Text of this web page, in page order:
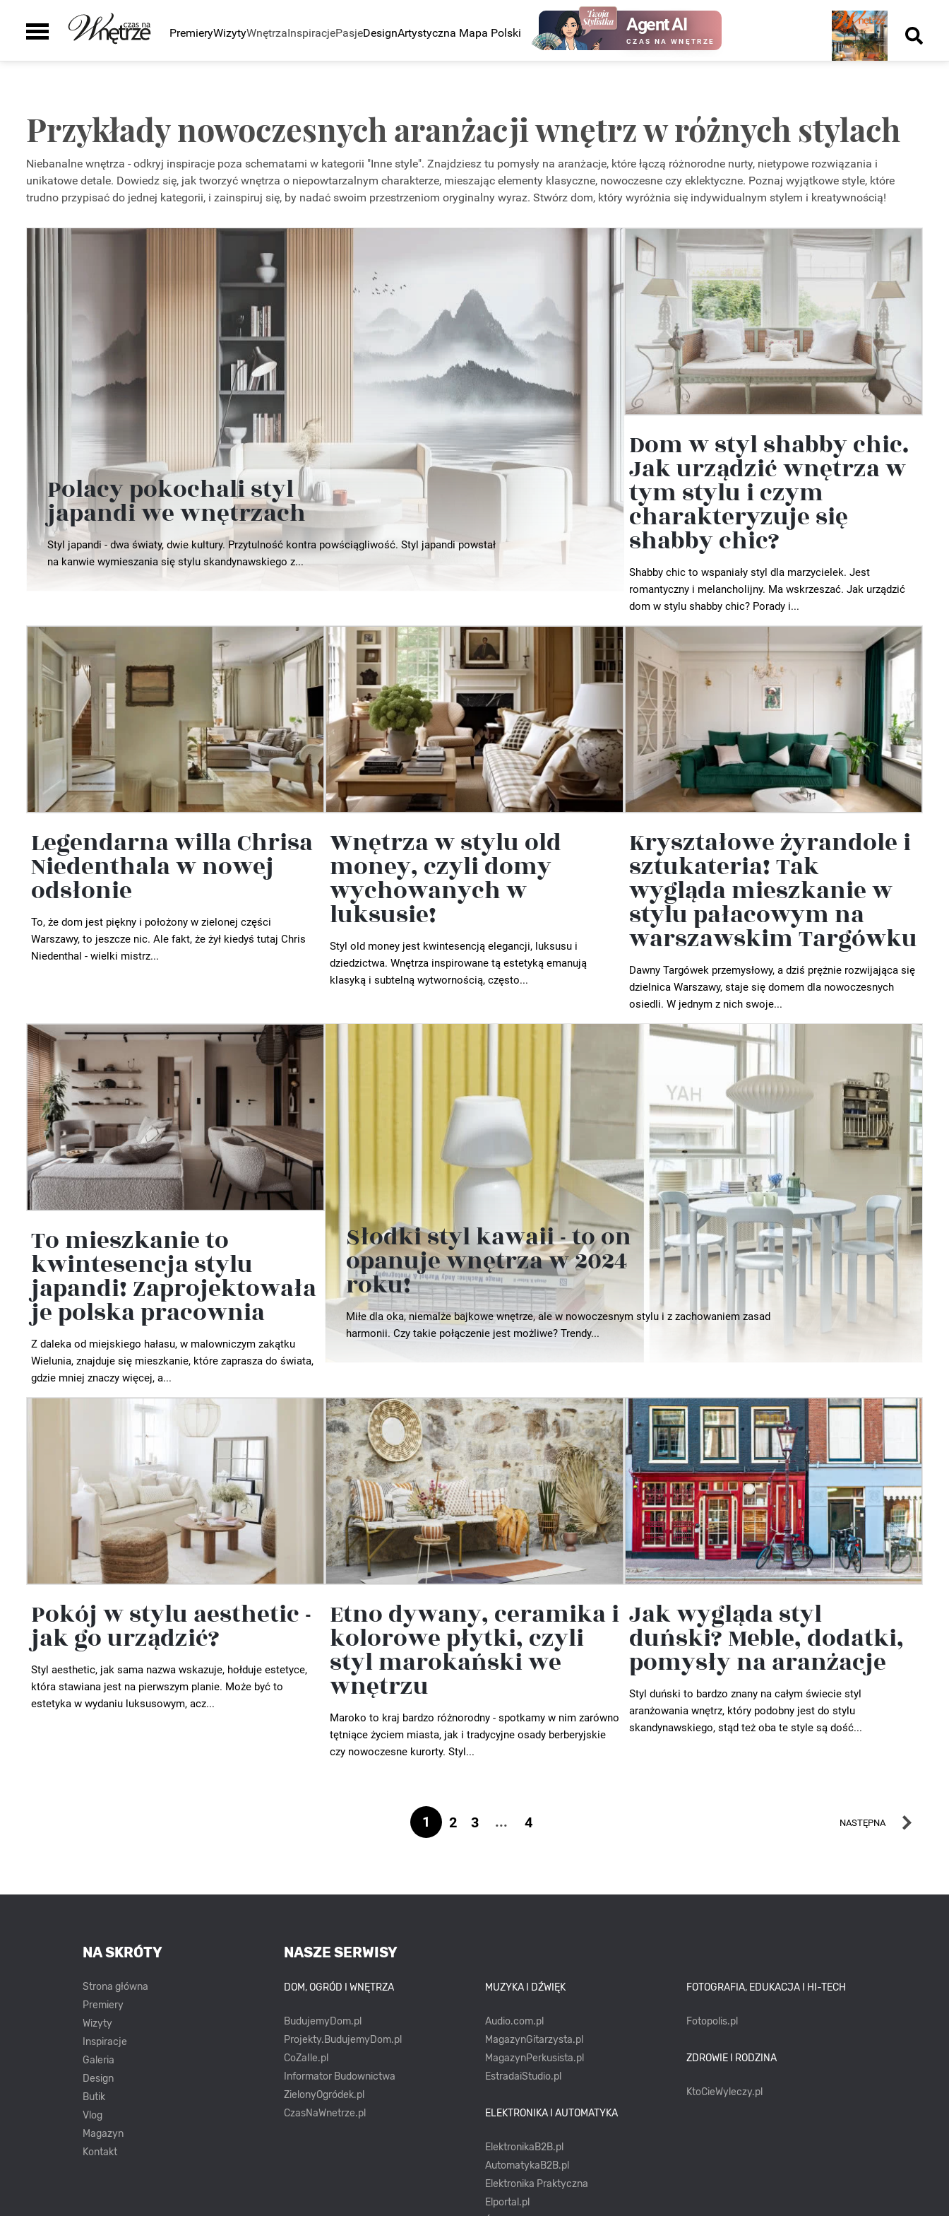
PremieryWizytyWnętrza
Salon
Pokój dziecka
Gabinet
Taras i ogród
Zaplecze domu
Schody
Grzejniki
Oświetlenie
Szafy
Zlewy i baterie
Wanny i natryski
Ceramika Łazienkowa
InspiracjePasje
Smaki życia
DesignArtystyczna Mapa Polski Agent AI
CZAS NA WNĘTRZE
Nowy
numer
kup ten
numer
Wydanie papierowe
numer
Wydanie cyfrowe
Przykłady nowoczesnych aranżacji wnętrz w różnych stylach
Niebanalne wnętrza - odkryj inspiracje poza schematami w kategorii "Inne style". Znajdziesz tu pomysły na aranżacje, które łączą różnorodne nurty, nietypowe rozwiązania i
unikatowe detale. Dowiedz się, jak tworzyć wnętrza o niepowtarzalnym charakterze, mieszając elementy klasyczne, nowoczesne czy eklektyczne. Poznaj wyjątkowe style, które
trudno przypisać do jednej kategorii, i zainspiruj się, by nadać swoim przestrzeniom oryginalny wyraz. Stwórz dom, który wyróżnia się indywidualnym stylem i kreatywnością!
Polacy pokochali styl
japandi we wnętrzach
Styl japandi - dwa światy, dwie kultury. Przytulność kontra powściągliwość. Styl japandi powstał
na kanwie wymieszania się stylu skandynawskiego z...
Dom w styl shabby chic.
Jak urządzić wnętrza w
tym stylu i czym
charakteryzuje się
shabby chic?
Shabby chic to wspaniały styl dla marzycielek. Jest
romantyczny i melancholijny. Ma wskrzeszać. Jak urządzić
dom w stylu shabby chic? Porady i...
Legendarna willa Chrisa
Niedenthala w nowej
odsłonie
To, że dom jest piękny i położony w zielonej części
Warszawy, to jeszcze nic. Ale fakt, że żył kiedyś tutaj Chris
Niedenthal - wielki mistrz...
Wnętrza w stylu old
money, czyli domy
wychowanych w
luksusie!
Styl old money jest kwintesencją elegancji, luksusu i
dziedzictwa. Wnętrza inspirowane tą estetyką emanują
klasyką i subtelną wytwornością, często...
Kryształowe żyrandole i
sztukateria! Tak
wygląda mieszkanie w
stylu pałacowym na
warszawskim Targówku
Dawny Targówek przemysłowy, a dziś prężnie rozwijająca się
dzielnica Warszawy, staje się domem dla nowoczesnych
osiedli. W jednym z nich swoje...
To mieszkanie to
kwintesencja stylu
japandi! Zaprojektowała
je polska pracownia
Z daleka od miejskiego hałasu, w malowniczym zakątku
Wielunia, znajduje się mieszkanie, które zaprasza do świata,
gdzie mniej znaczy więcej, a...
Słodki styl kawaii - to on
opanuje wnętrza w 2024
roku!
Miłe dla oka, niemalże bajkowe wnętrze, ale w nowoczesnym stylu i z zachowaniem zasad
harmonii. Czy takie połączenie jest możliwe? Trendy...
Pokój w stylu aesthetic -
jak go urządzić?
Styl aesthetic, jak sama nazwa wskazuje, hołduje estetyce,
która stawiana jest na pierwszym planie. Może być to
estetyka w wydaniu luksusowym, acz...
Etno dywany, ceramika i
kolorowe płytki, czyli
styl marokański we
wnętrzu
Maroko to kraj bardzo różnorodny - spotkamy w nim zarówno
tętniące życiem miasta, jak i tradycyjne osady berberyjskie
czy nowoczesne kurorty. Styl...
Jak wygląda styl
duński? Meble, dodatki,
pomysły na aranżacje
Styl duński to bardzo znany na całym świecie styl
aranżowania wnętrz, który podobny jest do stylu
skandynawskiego, stąd też oba te style są dość...
1 2 3 ... 4 NASTĘPNA
NASZE SERWISY
DOM, OGRÓD I WNĘTRZA
BudujemyDom.pl
Projekty.BudujemyDom.pl
CoZaIle.pl
Informator Budownictwa
ZielonyOgródek.pl
CzasNaWnetrze.pl
MUZYKA I DŹWIĘK
Audio.com.pl
MagazynGitarzysta.pl
MagazynPerkusista.pl
EstradaiStudio.pl
ELEKTRONIKA I AUTOMATYKA
ElektronikaB2B.pl
AutomatykaB2B.pl
Elektronika Praktyczna
Elportal.pl
FOTOGRAFIA, EDUKACJA I HI-TECH
Fotopolis.pl
ZDROWIE I RODZINA
KtoCieWyleczy.pl
NA SKRÓTY
Strona główna
Premiery
Wizyty
Inspiracje
Galeria
Design
Butik
Vlog
Magazyn
Kontakt